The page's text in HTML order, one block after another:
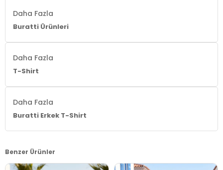
Daha Fazla
Buratti Ürünleri
Daha Fazla
T-Shirt
Daha Fazla
Buratti Erkek T-Shirt
Benzer Ürünler